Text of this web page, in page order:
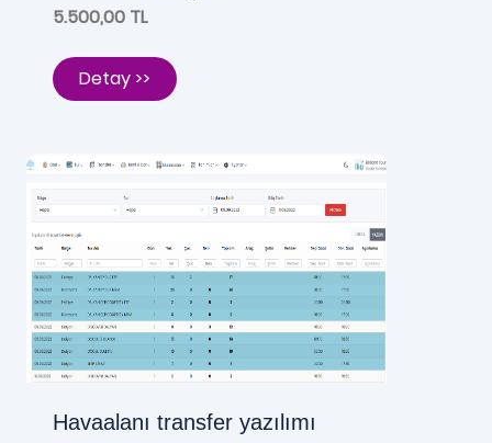
5.500,00 TL
Detay >>
Havaalanı transfer yazılımı